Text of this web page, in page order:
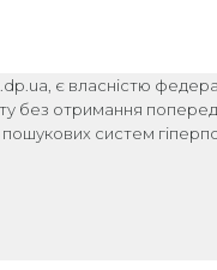
є власністю
без отримання
систем